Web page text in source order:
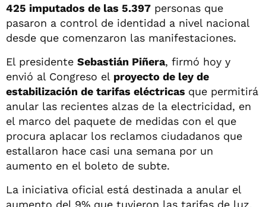
425 imputados de las 5.397 personas que
pasaron a control de identidad a nivel nacional
desde que comenzaron las manifestaciones.
El presidente Sebastián Piñera, firmó hoy y
envió al Congreso el proyecto de ley de
estabilización de tarifas eléctricas que permitirá
anular las recientes alzas de la electricidad, en
el marco del paquete de medidas con el que
procura aplacar los reclamos ciudadanos que
estallaron hace casi una semana por un
aumento en el boleto de subte.
La iniciativa oficial está destinada a anular el
aumento del 9% que tuvieron las tarifas de luz.